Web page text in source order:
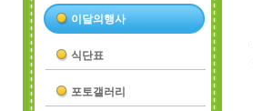
이달의행사
식단표
포토갤러리